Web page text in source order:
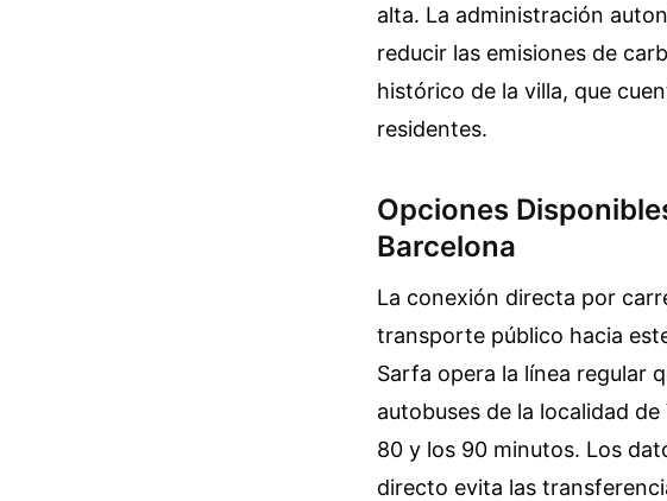
alta. La administración
reducir las emisiones de
histórico de la villa, que
residentes.
Opciones
Barcelona
La conexión directa por
transporte público hacia
Sarfa opera la línea regular
autobuses de la localidad
80 y los 90 minutos. Los
directo evita las